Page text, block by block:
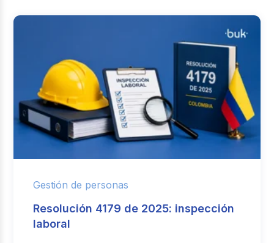
Gestión de personas
Resolución 4179 de 2025: inspección
laboral